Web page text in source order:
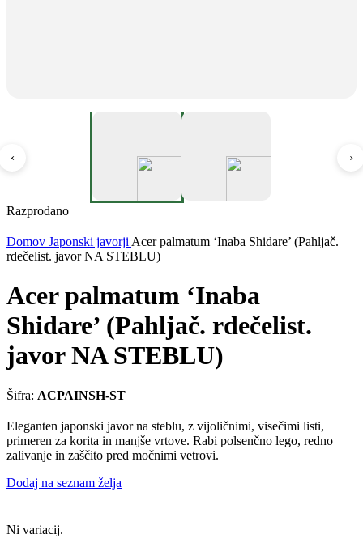
‹ ›
Razprodano
Domov Japonski javorji Acer palmatum ‘Inaba Shidare’ (Pahljač.
rdečelist. javor NA STEBLU)
Acer palmatum ‘Inaba
Shidare’ (Pahljač. rdečelist.
javor NA STEBLU)
Šifra: ACPAINSH-ST
Eleganten japonski javor na steblu, z vijoličnimi, visečimi listi,
primeren za korita in manjše vrtove. Rabi polsenčno lego, redno
zalivanje in zaščito pred močnimi vetrovi.
Dodaj na seznam želja
Ni variacij.